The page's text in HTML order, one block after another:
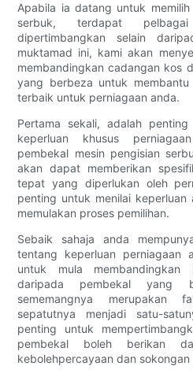
Apabila ia datang untuk
serbuk, terdapat
dipertimbangkan selain
muktamad ini, kami akan
membandingkan cadangan kos
yang berbeza untuk
terbaik untuk perniagaan anda.
Pertama sekali, adalah
keperluan khusus
pembekal mesin pengisian
akan dapat memberikan
tepat yang diperlukan oleh
penting untuk menilai
memulakan proses pemilihan.
Sebaik sahaja anda
tentang keperluan perniagaan
untuk mula
daripada pembekal yang
sememangnya
sepatutnya menjadi satu-
penting untuk
pembekal boleh berikan
kebolehpercayaan dan